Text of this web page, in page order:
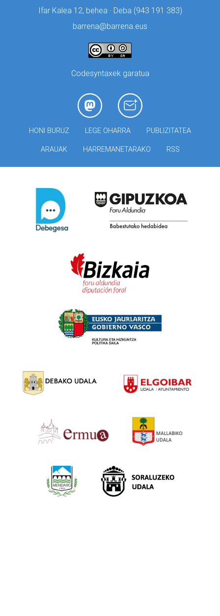
Ifar Kalea 12, behea · Deba (943 191 383)
barrena@barrena.eus
Codesyntaxek garatua
HONI BURUZ LEGE OHARRA PUBLIZITATEA
ARAUAK HARREMANETARAKO RSS